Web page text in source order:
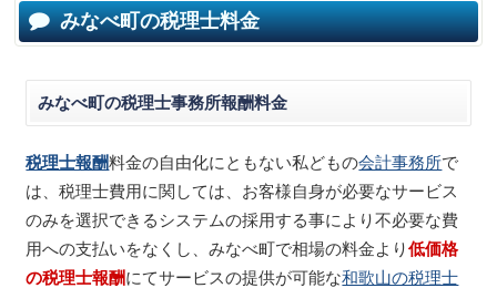
みなべ町の税理士料金
みなべ町の税理士事務所報酬料金
税理士報酬料金の自由化にともない私どもの会計事務所で
は、税理士費用に関しては、お客様自身が必要なサービス
のみを選択できるシステムの採用する事により不必要な費
用への支払いをなくし、みなべ町で相場の料金より低価格
の税理士報酬にてサービスの提供が可能な和歌山の税理士